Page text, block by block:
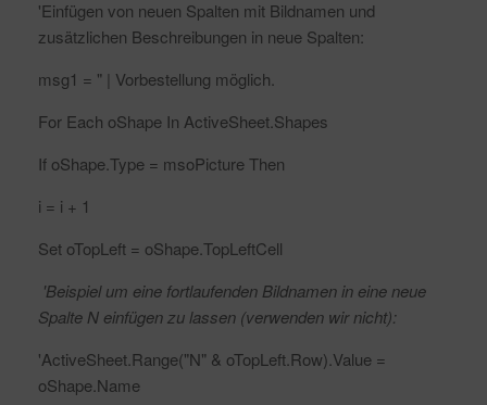
'Einfügen von neuen Spalten mit Bildnamen und
zusätzlichen Beschreibungen in neue Spalten:
msg1 = " | Vorbestellung möglich.
For Each oShape In ActiveSheet.Shapes
If oShape.Type = msoPicture Then
i = i + 1
Set oTopLeft = oShape.TopLeftCell
'Beispiel um eine fortlaufenden Bildnamen in eine neue
Spalte N einfügen zu lassen (verwenden wir nicht):
'ActiveSheet.Range("N" & oTopLeft.Row).Value =
oShape.Name